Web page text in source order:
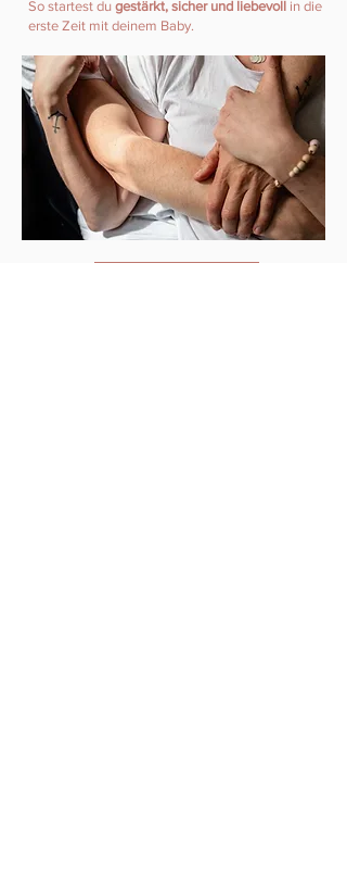
So startest du gestärkt, sicher und liebevoll in die
erste Zeit mit deinem Baby.